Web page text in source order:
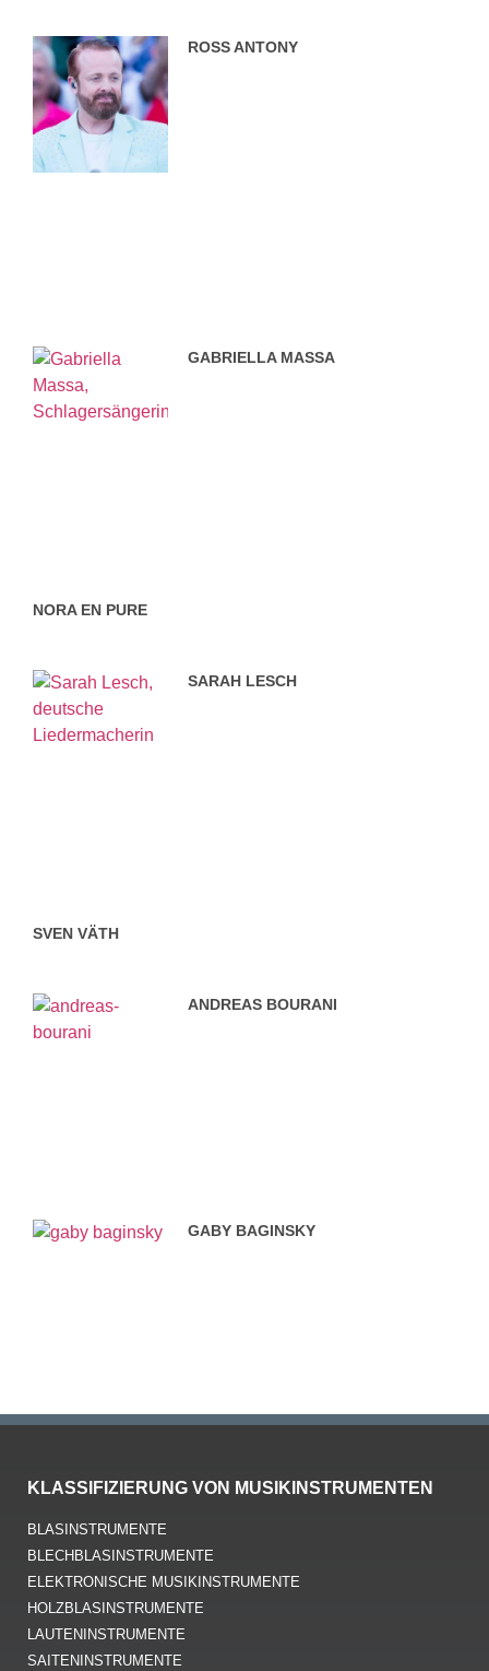
ROSS ANTONY
GABRIELLA MASSA
NORA EN PURE
SARAH LESCH
SVEN VÄTH
ANDREAS BOURANI
GABY BAGINSKY
KLASSIFIZIERUNG VON MUSIKINSTRUMENTEN
BLASINSTRUMENTE
BLECHBLASINSTRUMENTE
ELEKTRONISCHE MUSIKINSTRUMENTE
HOLZBLASINSTRUMENTE
LAUTENINSTRUMENTE
SAITENINSTRUMENTE